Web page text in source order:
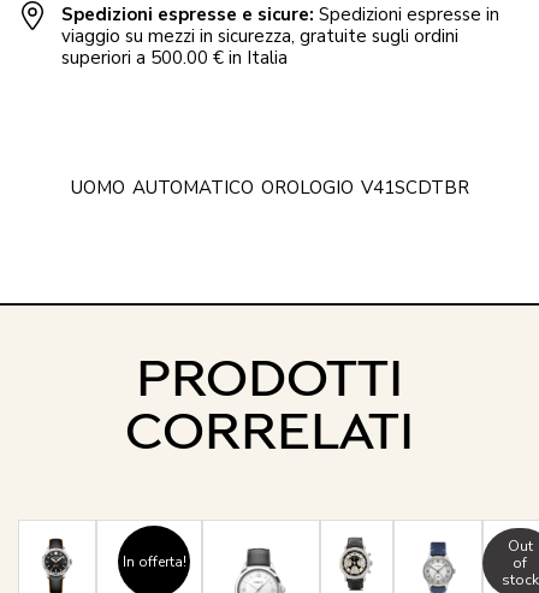
Spedizioni espresse e sicure: Spedizioni espresse in
viaggio su mezzi in sicurezza, gratuite sugli ordini
superiori a 500.00 € in Italia
UOMO AUTOMATICO OROLOGIO V41SCDTBR
PRODOTTI
CORRELATI
In offerta!
Out
of
stock